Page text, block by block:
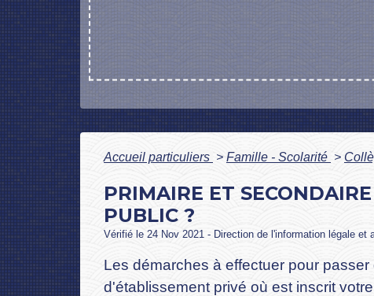
Accueil particuliers > Famille - Scolarité >
PRIMAIRE ET
PUBLIC ?
Vérifié le 24 Nov 2021 - Direction de l'information légale et
Les démarches à effectuer pour
d'établissement privé où est inscrit